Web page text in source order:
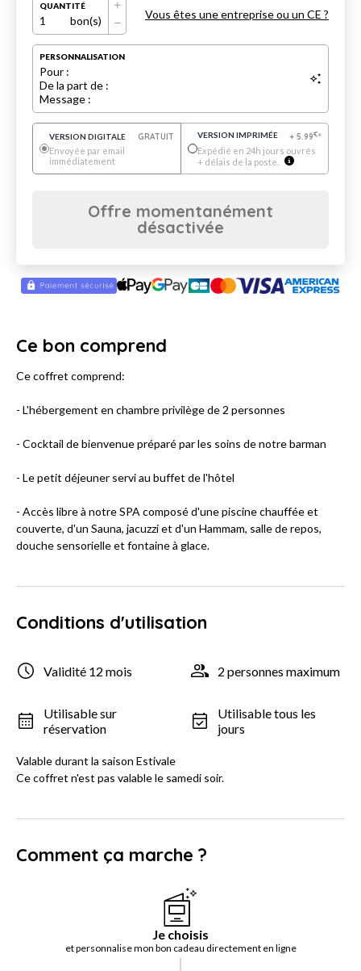
QUANTITÉ
1 bon(s) Vous êtes une entreprise ou un CE ?
PERSONNALISATION
Pour :
De la part de :
Message :
VERSION DIGITALE
GRATUIT
Envoyée par email
immédiatement
VERSION IMPRIMÉE + 5.99€*
Expédié en 24h jours ouvrés
+ délais de la poste.
Offre momentanément
désactivée
Ce bon comprend
Ce coffret comprend:
- L'hébergement en chambre privilège de 2 personnes
- Cocktail de bienvenue préparé par les soins de notre barman
- Le petit déjeuner servi au buffet de l'hôtel
- Accès libre à notre SPA composé d'une piscine chauffée et
couverte, d'un Sauna, jacuzzi et d'un Hammam, salle de repos,
douche sensorielle et fontaine à glace.
Conditions d'utilisation
Validité 12 mois 2 personnes maximum
Utilisable sur
réservation
Utilisable tous les
jours
Valable durant la saison Estivale
Ce coffret n'est pas valable le samedi soir.
Comment ça marche ?
Je choisis
et personnalise mon bon cadeau directement en ligne